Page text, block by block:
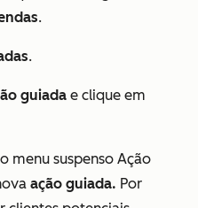
.
.
guiada e clique em
menu suspenso Ação
ação guiada. Por